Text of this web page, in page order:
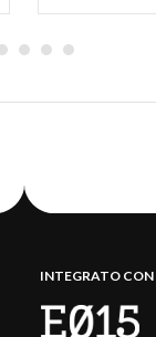
INTEGRATO CON